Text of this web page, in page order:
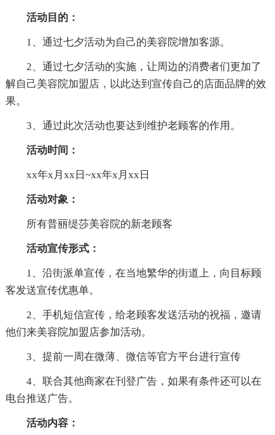
活动目的：
1、通过七夕活动为自己的美容院增加客源。
2、通过七夕活动的实施，让周边的消费者们更加了
解自己美容院加盟店，以此达到宣传自己的店面品牌的效
果。
3、通过此次活动也要达到维护老顾客的作用。
活动时间：
xx年x月xx日~xx年x月xx日
活动对象：
所有普丽缇莎美容院的新老顾客
活动宣传形式：
1、沿街派单宣传，在当地繁华的街道上，向目标顾
客发送宣传优惠单。
2、手机短信宣传，给老顾客发送活动的祝福，邀请
他们来美容院加盟店参加活动。
3、提前一周在微薄、微信等官方平台进行宣传
4、联合其他商家在刊登广告，如果有条件还可以在
电台推送广告。
活动内容：